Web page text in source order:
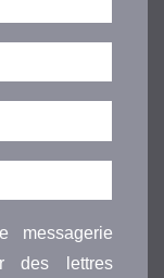
messagerie
des lettres